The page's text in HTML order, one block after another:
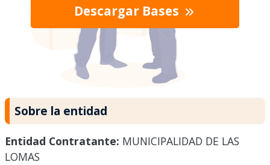
Descargar Bases
Sobre la entidad
Entidad Contratante: MUNICIPALIDAD DE LAS
LOMAS